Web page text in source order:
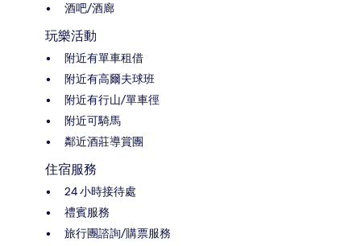
酒吧/酒廊
玩樂活動
附近有單車租借
附近有高爾夫球班
附近有行山/單車徑
附近可騎馬
鄰近酒莊導賞團
住宿服務
24 小時接待處
禮賓服務
旅行團諮詢/購票服務